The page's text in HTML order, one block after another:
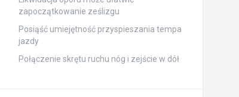
zapoczątkowanie ześlizgu
Posiąść umiejętność przyspieszania tempa
jazdy
Połączenie skrętu ruchu nóg i zejście w dół